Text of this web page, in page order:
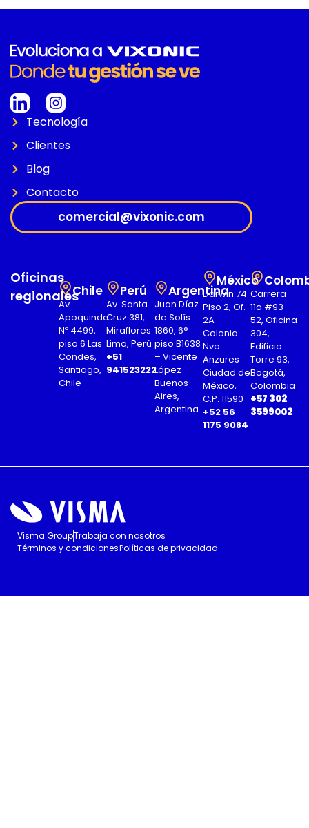
Tecnología
Clientes
Blog
Contacto
comercial@vixonic.com
Oficinas
regionalesChile
Av.
Apoquindo
Nº 4499,
piso 6 Las
Condes,
Santiago,
Chile
Perú
Av. Santa
Cruz 381,
Miraflores
Lima, Perú
+51
941523222
Argentina
Juan Díaz
de Solís
1860, 6°
piso B1638
– Vicente
López
Buenos
Aires,
Argentina
México
Darwin 74
Piso 2, Of.
2A
Colonia
Nva.
Anzures
Ciudad de
México,
C.P. 11590
+52 56
1175 9084
Carrera
11a #93-
52, Oficina
304,
Edificio
Torre 93,
Bogotá,
Colombia
+57 302
3599002
Visma GroupTrabaja con nosotros
Términos y condicionesPolíticas de privacidad